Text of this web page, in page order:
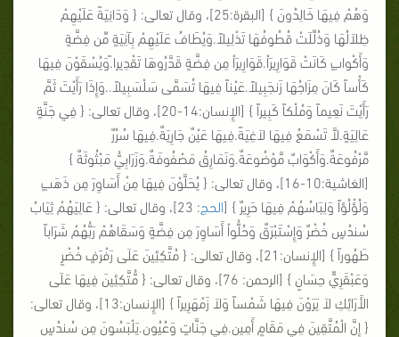
وَهُمْ فِيهَا خَالِدُونَ } [البقرة:25]، وقال تعالى: {
وَدَانِيَةً عَلَيْهِمْ
ظِلاَلُهَا وَذُلِّلَتْ قُطُوفُهَا تَذْلِيلاً.وَيُطَافُ عَلَيْهِمْ بِآنِيَةٍ مِّن فِضَّةٍ
وَأَكْوابٍ كَانَتْ قَوَارِيرَاْ.قَوَارِيرَاْ مِن فِضَّةٍ قَدَّرُوهَا تَقْدِيرا.ًوَيُسْقَوْنَ فِيهَا
كَأْساً كَانَ مِزَاجُهَا زَنجَبِيلاً.عَيْناً فِيهَا تُسَمَّى سَلْسَبِيلاً..وَإِذَا رَأَيْتَ ثَمَّ
رَأَيْتَ نَعِيماً وَمُلْكاً كَبِيراً} [الإِنسان:14-20]، وقال تعالى: {
فِي جَنَّةٍ
عَالِيَةٍ.لاَّ تَسْمَعُ فِيهَا لاَغِيَةً.فِيهَا عَيْنٌ جَارِيَةٌ.فِيهَا سُرُرٌ
مَّرْفُوعَةٌ.وَأَكْوَابٌ مَّوْضُوعَةٌ.وَنَمَارِقُ مَصْفُوفَةٌ.وَزَرَابِيُّ مَبْثُوثَةٌ}
[الغاشية:10-16]، وقال تعالى: {
يُحَلَّوْنَ فِيهَا مِنْ أَسَاوِرَ مِن ذَهَبٍ
وَلُؤْلُؤاً وَلِبَاسُهُمْ فِيهَا حَرِيرٌ} [الحج: 23]، وقال تعالى: {
عَالِيَهُمْ ثِيَابُ
سُندُسٍ خُضْرٌ وَإِسْتَبْرَقٌ وَحُلُّواْ أَسَاوِرَ مِن فِضَّةٍ وَسَقَاهُمْ رَبُّهُمْ شَرَاباً
طَهُوراً} [الإِنسان:21]، وقال تعالى: {
مُتَّكِئِينَ عَلَى رَفْرَفٍ خُضْرٍ
وَعَبْقَرِيٍّ حِسَانٍ } [الرحمن: 76]، وقال تعالى: {
مُّتَّكِئِينَ فِيهَا عَلَى
الأَرَائِكِ لاَ يَرَوْنَ فِيهَا شَمْساً وَلاَ زَمْهَرِيراً
} [الإِنسان:13]، وقال تعالى:
{ إِنَّ الْمُتَّقِينَ فِي مَقَامٍ أَمِينٍ.فِي جَنَّاتٍ وَعُيُونٍ.يَلْبَسُونَ مِن سُندُسٍ